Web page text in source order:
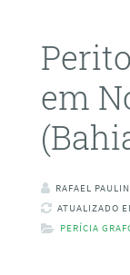
em
RAFAEL
ATUALIZADO
PERÍCIA